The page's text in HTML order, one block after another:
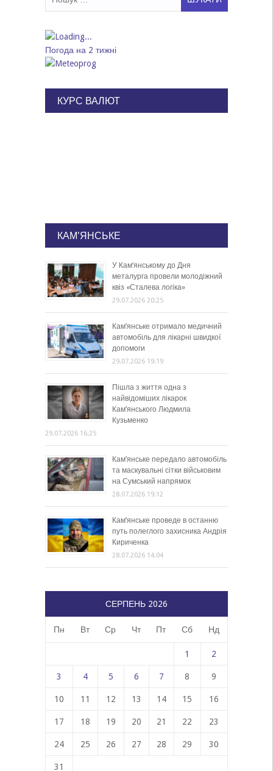
Погода на 2 тижні
КУРС ВАЛЮТ
КАМ'ЯНСЬКЕ
У Кам’янському до Дня
металурга провели молодіжний
квіз «Сталева логіка»
29.07.2026 20:25
Кам’янське отримало медичний
автомобіль для лікарні швидкої
допомоги
29.07.2026 19:19
Пішла з життя одна з
найвідоміших лікарок
Кам’янського Людмила
Кузьменко
29.07.2026 16:25
Кам’янське передало автомобіль
та маскувальні сітки військовим
на Сумський напрямок
28.07.2026 19:12
Кам’янське проведе в останню
путь полеглого захисника Андрія
Кириченка
28.07.2026 14:04
СЕРПЕНЬ 2026
Пн Вт Ср Чт Пт Сб Нд
1 2
3 4 5 6 7 8 9
10 11 12 13 14 15 16
17 18 19 20 21 22 23
24 25 26 27 28 29 30
31